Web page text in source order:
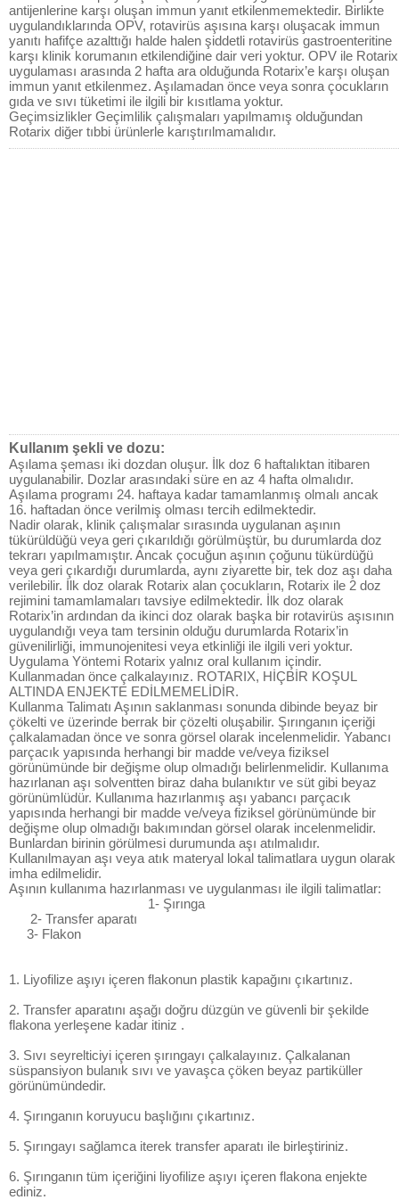
antijenlerine karşı oluşan immun yanıt etkilenmemektedir. Birlikte
uygulandıklarında OPV, rotavirüs aşısına karşı oluşacak immun
yanıtı hafifçe azalttığı halde halen şiddetli rotavirüs gastroenteritine
karşı klinik korumanın etkilendiğine dair veri yoktur. OPV ile Rotarix
uygulaması arasında 2 hafta ara olduğunda Rotarix’e karşı oluşan
immun yanıt etkilenmez. Aşılamadan önce veya sonra çocukların
gıda ve sıvı tüketimi ile ilgili bir kısıtlama yoktur.
Geçimsizlikler Geçimlilik çalışmaları yapılmamış olduğundan
Rotarix diğer tıbbi ürünlerle karıştırılmamalıdır.
Kullanım şekli ve dozu:
Aşılama şeması iki dozdan oluşur. İlk doz 6 haftalıktan itibaren
uygulanabilir. Dozlar arasındaki süre en az 4 hafta olmalıdır.
Aşılama programı 24. haftaya kadar tamamlanmış olmalı ancak
16. haftadan önce verilmiş olması tercih edilmektedir.
Nadir olarak, klinik çalışmalar sırasında uygulanan aşının
tükürüldüğü veya geri çıkarıldığı görülmüştür, bu durumlarda doz
tekrarı yapılmamıştır. Ancak çocuğun aşının çoğunu tükürdüğü
veya geri çıkardığı durumlarda, aynı ziyarette bir, tek doz aşı daha
verilebilir. İlk doz olarak Rotarix alan çocukların, Rotarix ile 2 doz
rejimini tamamlamaları tavsiye edilmektedir. İlk doz olarak
Rotarix’in ardından da ikinci doz olarak başka bir rotavirüs aşısının
uygulandığı veya tam tersinin olduğu durumlarda Rotarix’in
güvenilirliği, immunojenitesi veya etkinliği ile ilgili veri yoktur.
Uygulama Yöntemi Rotarix yalnız oral kullanım içindir.
Kullanmadan önce çalkalayınız. ROTARIX, HİÇBİR KOŞUL
ALTINDA ENJEKTE EDİLMEMELİDİR.
Kullanma Talimatı Aşının saklanması sonunda dibinde beyaz bir
çökelti ve üzerinde berrak bir çözelti oluşabilir. Şırınganın içeriği
çalkalamadan önce ve sonra görsel olarak incelenmelidir. Yabancı
parçacık yapısında herhangi bir madde ve/veya fiziksel
görünümünde bir değişme olup olmadığı belirlenmelidir. Kullanıma
hazırlanan aşı solventten biraz daha bulanıktır ve süt gibi beyaz
görünümlüdür. Kullanıma hazırlanmış aşı yabancı parçacık
yapısında herhangi bir madde ve/veya fiziksel görünümünde bir
değişme olup olmadığı bakımından görsel olarak incelenmelidir.
Bunlardan birinin görülmesi durumunda aşı atılmalıdır.
Kullanılmayan aşı veya atık materyal lokal talimatlara uygun olarak
imha edilmelidir.
Aşının kullanıma hazırlanması ve uygulanması ile ilgili talimatlar:
1- Şırınga
2- Transfer aparatı
3- Flakon
1. Liyofilize aşıyı içeren flakonun plastik kapağını çıkartınız.
2. Transfer aparatını aşağı doğru düzgün ve güvenli bir şekilde
flakona yerleşene kadar itiniz .
3. Sıvı seyrelticiyi içeren şırıngayı çalkalayınız. Çalkalanan
süspansiyon bulanık sıvı ve yavaşca çöken beyaz partiküller
görünümündedir.
4. Şırınganın koruyucu başlığını çıkartınız.
5. Şırıngayı sağlamca iterek transfer aparatı ile birleştiriniz.
6. Şırınganın tüm içeriğini liyofilize aşıyı içeren flakona enjekte
ediniz.